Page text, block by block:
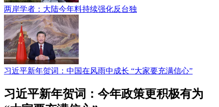
两岸学者：大陆今年料持续强化反台独
习近平新年贺词：中国在风雨中成长 “大家要充满信心”
习近平新年贺词：今年政策更积极有为